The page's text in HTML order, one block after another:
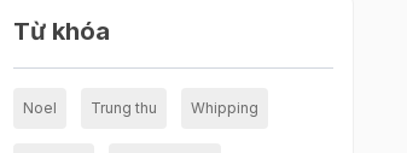
Từ khóa
Noel Trung thu Whipping